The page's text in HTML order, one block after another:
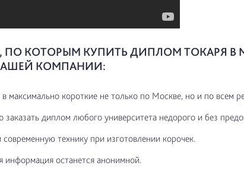
КОТОРЫМ КУПИТЬ ДИПЛОМ ТОКАРЯ В
КОМПАНИИ:
максимально короткие не только по Москве, но и по всем
диплом любого университета недорого и без
технику при изготовлении корочек.
информация останется анонимной.